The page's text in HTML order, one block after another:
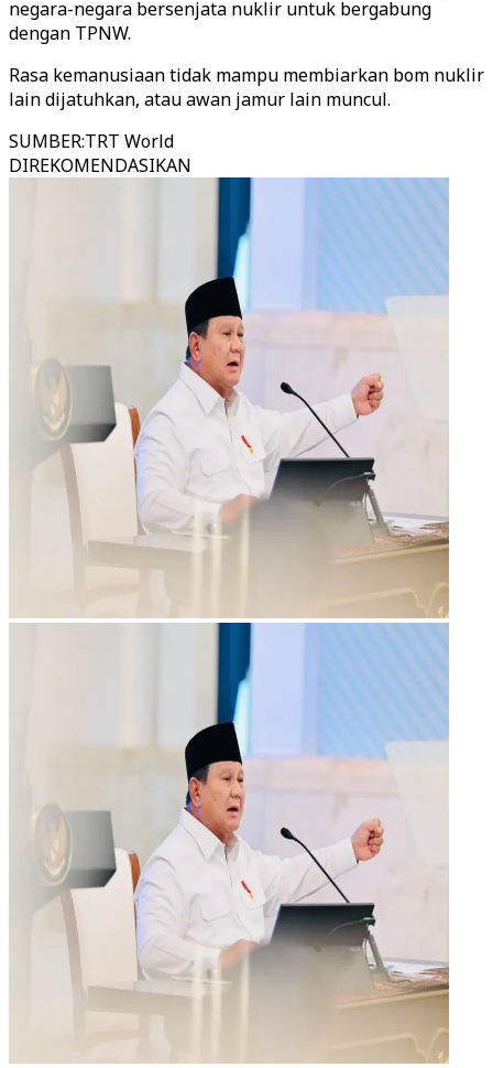
negara-negara bersenjata nuklir untuk bergabung
dengan TPNW.
Rasa kemanusiaan tidak mampu membiarkan bom nuklir
lain dijatuhkan, atau awan jamur lain muncul.
SUMBER:TRT World
DIREKOMENDASIKAN